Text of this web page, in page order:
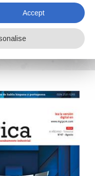
LatinoAmérica n. 47, Vol. XI, August 2024
LatinoAmérica n. 47, Vol. XI, August 2024
Accept